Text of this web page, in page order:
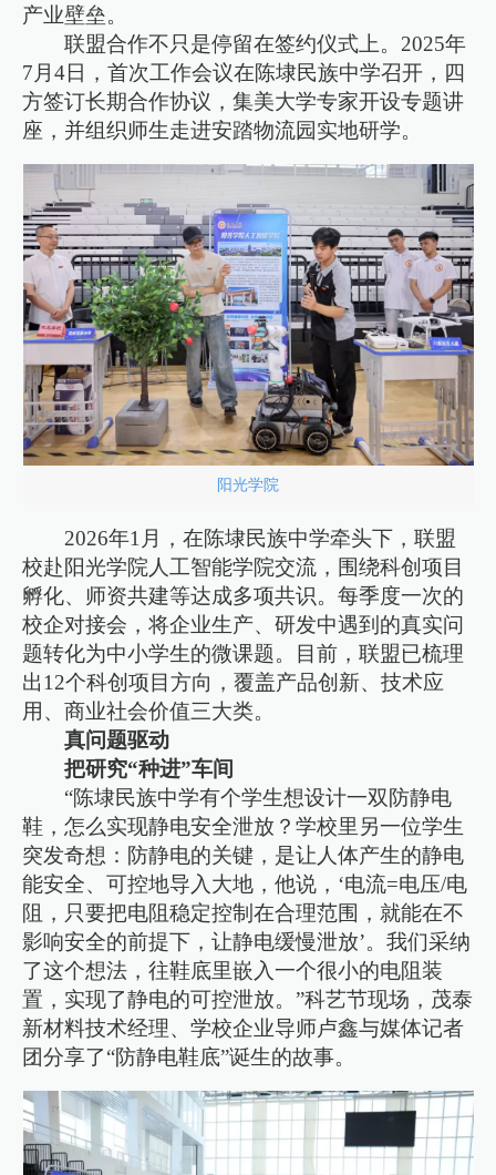
产业壁垒。
联盟合作不只是停留在签约仪式上。2025年
7月4日，首次工作会议在陈埭民族中学召开，四
方签订长期合作协议，集美大学专家开设专题讲
座，并组织师生走进安踏物流园实地研学。
阳光学院
2026年1月，在陈埭民族中学牵头下，联盟
校赴阳光学院人工智能学院交流，围绕科创项目
孵化、师资共建等达成多项共识。每季度一次的
校企对接会，将企业生产、研发中遇到的真实问
题转化为中小学生的微课题。目前，联盟已梳理
出12个科创项目方向，覆盖产品创新、技术应
用、商业社会价值三大类。
真问题驱动
把研究“种进”车间
“陈埭民族中学有个学生想设计一双防静电
鞋，怎么实现静电安全泄放？学校里另一位学生
突发奇想：防静电的关键，是让人体产生的静电
能安全、可控地导入大地，他说，‘电流=电压/电
阻，只要把电阻稳定控制在合理范围，就能在不
影响安全的前提下，让静电缓慢泄放’。我们采纳
了这个想法，往鞋底里嵌入一个很小的电阻装
置，实现了静电的可控泄放。”科艺节现场，茂泰
新材料技术经理、学校企业导师卢鑫与媒体记者
团分享了“防静电鞋底”诞生的故事。